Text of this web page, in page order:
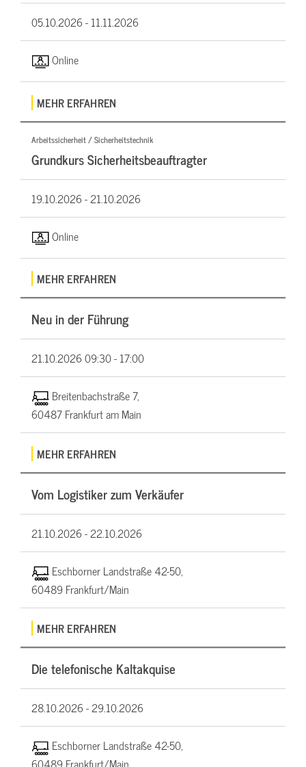
05.10.2026 -11.11.2026
Online
MEHR ERFAHREN
Arbeitssicherheit / Sicherheitstechnik
Grundkurs Sicherheitsbeauftragter
19.10.2026 -21.10.2026
Online
MEHR ERFAHREN
Neu in der Führung
21.10.202609:30 - 17:00
Breitenbachstraße 7,
60487 Frankfurt am Main
MEHR ERFAHREN
Vom Logistiker zum Verkäufer
21.10.2026 -22.10.2026
Eschborner Landstraße 42-50,
60489 Frankfurt/Main
MEHR ERFAHREN
Die telefonische Kaltakquise
28.10.2026 -29.10.2026
Eschborner Landstraße 42-50,